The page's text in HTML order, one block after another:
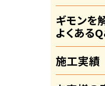
ギモンを
よくある
施工実績